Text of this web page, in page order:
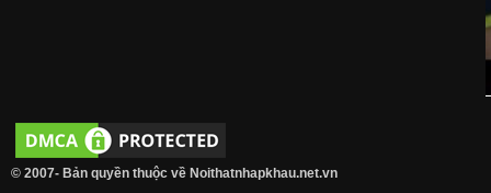
© 2007- Bản quyền thuộc về Noithatnhapkhau.net.vn